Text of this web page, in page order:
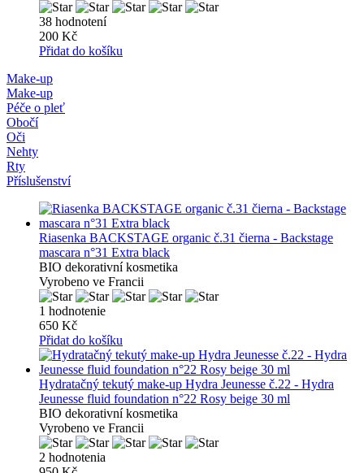
38 hodnotení
200 Kč
Přidat do košíku
Make-up
Make-up
Péče o pleť
Obočí
Oči
Nehty
Rty
Příslušenství
Riasenka BACKSTAGE organic č.31 čierna - Backstage
mascara n°31 Extra black
BIO dekorativní kosmetika
Vyrobeno ve Francii
1 hodnotenie
650 Kč
Přidat do košíku
Hydratačný tekutý make-up Hydra Jeunesse č.22 - Hydra
Jeunesse fluid foundation n°22 Rosy beige 30 ml
BIO dekorativní kosmetika
Vyrobeno ve Francii
2 hodnotenia